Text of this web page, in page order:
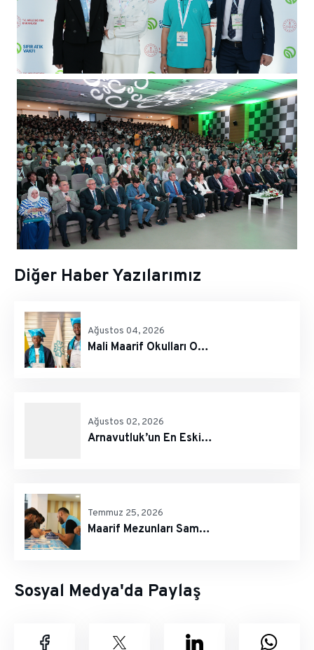
Diğer Haber Yazılarımız
Ağustos 04, 2026
Mali Maarif Okulları Öğrencilerinden Ulusal Bakalorya Sınavında Başarı
Ağustos 02, 2026
Arnavutluk’un En Eski Özel Üniversitesi Küresel Bir Marka Oldu
Temmuz 25, 2026
Maarif Mezunları Samsun’da Bir Araya Geldi
Sosyal Medya'da Paylaş